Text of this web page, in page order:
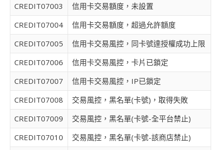
CREDIT07003
信用卡交易額度，未設置
CREDIT07004
信用卡交易額度，超過允許額度
CREDIT07005
信用卡交易風控，同卡號達授權成功上限
CREDIT07006
信用卡交易風控，卡片已鎖定
CREDIT07007
信用卡交易風控，IP已鎖定
CREDIT07008
交易風控，黑名單(卡號)，取得失敗
CREDIT07009
交易風控，黑名單(卡號-全平台禁止)
CREDIT07010
交易風控，黑名單(卡號-該商店禁止)